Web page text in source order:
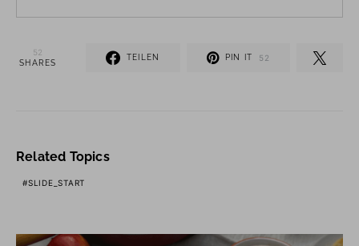
52
SHARES
TEILEN PIN IT 52
Related Topics
SLIDE_START